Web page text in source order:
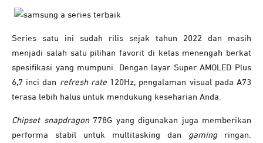
Series satu ini sudah rilis sejak tahun 2022 dan masih
menjadi salah satu pilihan favorit di kelas menengah berkat
spesifikasi yang mumpuni. Dengan layar Super AMOLED Plus
6,7 inci dan refresh rate120Hz, pengalaman visual pada A73
terasa lebih halus untuk mendukung keseharian Anda.
Chipset snapdragon778G yang digunakan juga memberikan
performa stabil untuk multitasking dan gamingringan.